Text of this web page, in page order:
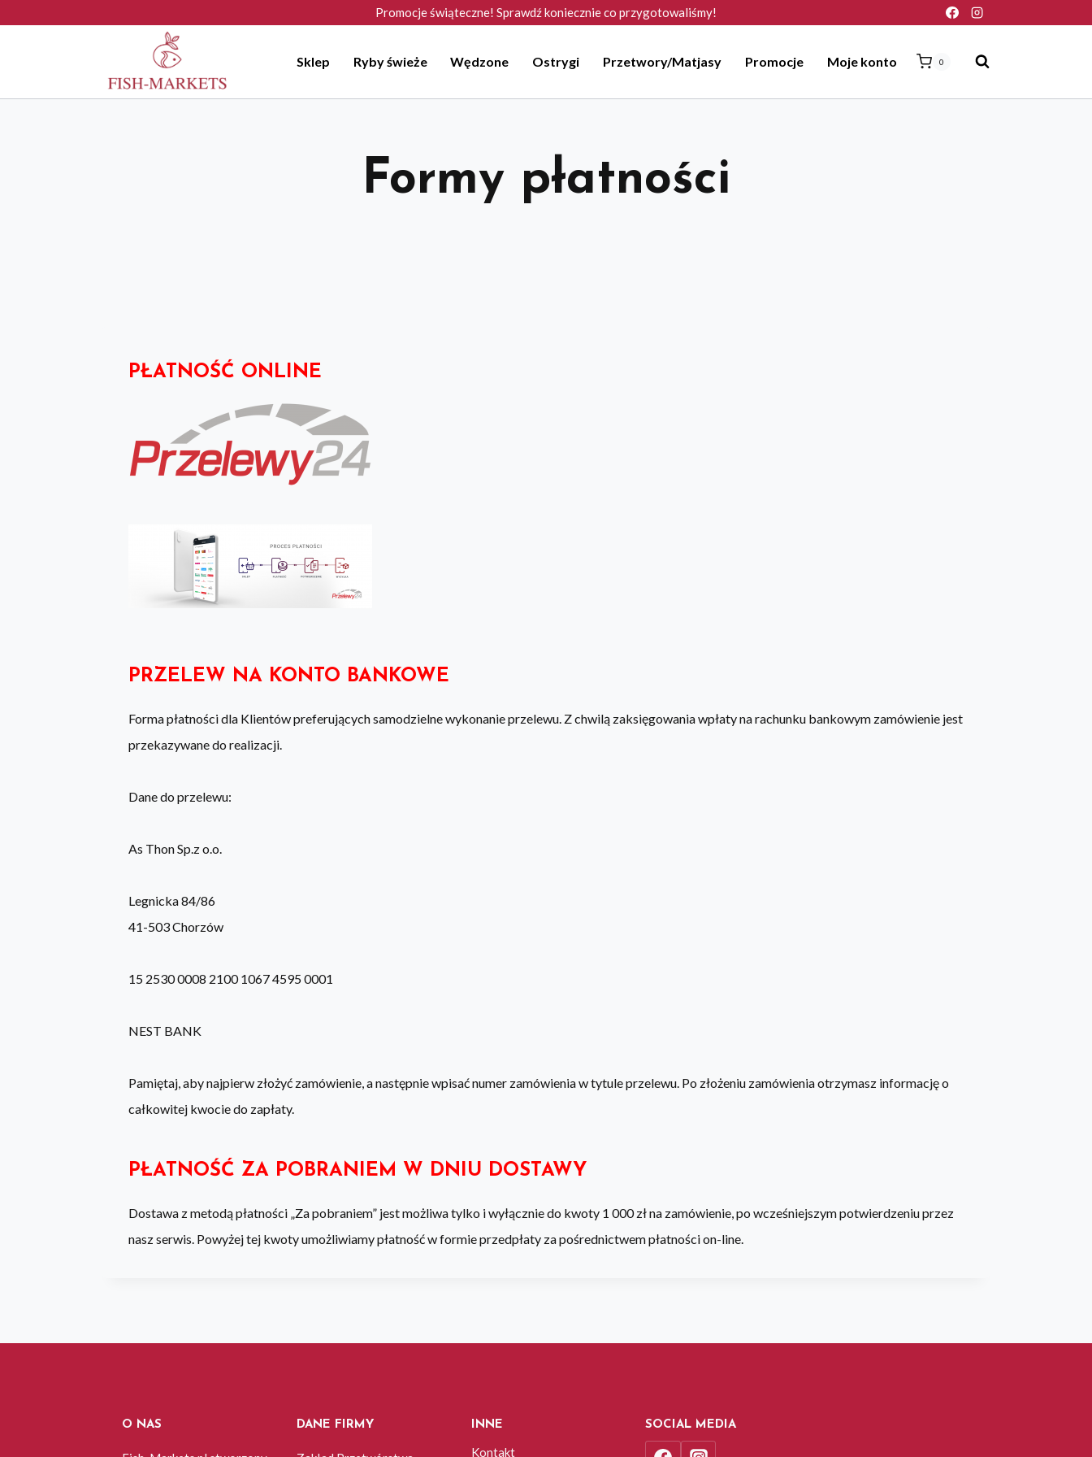
Promocje świąteczne! Sprawdź koniecznie co przygotowaliśmy!
Sklep Ryby świeże Wędzone Ostrygi Przetwory/Matjasy Promocje Moje konto 0
Formy płatności
PŁATNOŚĆ ONLINE
PRZELEW NA KONTO BANKOWE
Forma płatności dla Klientów preferujących samodzielne wykonanie przelewu. Z chwilą zaksięgowania wpłaty na rachunku bankowym zamówienie jest
przekazywane do realizacji.
Dane do przelewu:
As Thon Sp.z o.o.
Legnicka 84/86
41-503 Chorzów
15 2530 0008 2100 1067 4595 0001
NEST BANK
Pamiętaj, aby najpierw złożyć zamówienie, a następnie wpisać numer zamówienia w tytule przelewu. Po złożeniu zamówienia otrzymasz informację o
całkowitej kwocie do zapłaty.
PŁATNOŚĆ ZA POBRANIEM W DNIU DOSTAWY
Dostawa z metodą płatności „Za pobraniem” jest możliwa tylko i wyłącznie do kwoty 1 000 zł na zamówienie, po wcześniejszym potwierdzeniu przez
nasz serwis. Powyżej tej kwoty umożliwiamy płatność w formie przedpłaty za pośrednictwem płatności on-line.
O NAS DANE FIRMY INNE
Kontakt
SOCIAL MEDIA